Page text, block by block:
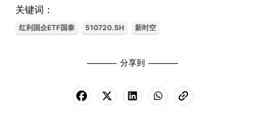
关键词：
红利国企ETF国泰 510720.SH 新时空
分享到